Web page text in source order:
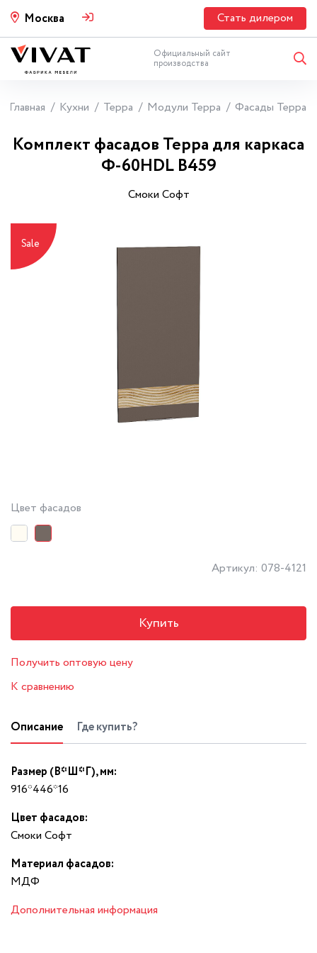
Москва Стать дилером
Официальный сайт
производства
Главная Кухни Терра Модули Терра Фасады Терра
Комплект фасадов Терра для каркаса
Ф-60НDL В459
Смоки Софт
Sale
Цвет фасадов
Артикул: 078-4121
Купить
Получить оптовую цену
К сравнению
Описание Где купить?
Размер (В*Ш*Г), мм:
916*446*16
Цвет фасадов:
Смоки Софт
Материал фасадов:
МДФ
Дополнительная информация